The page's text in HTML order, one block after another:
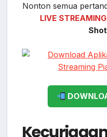
Nonton semua
LIVE